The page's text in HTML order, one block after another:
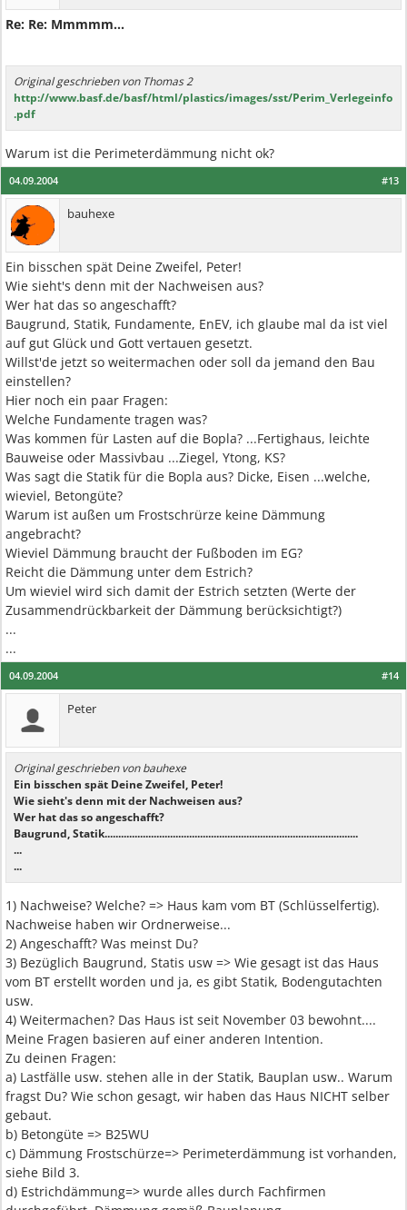
Re: Re: Mmmmm...
Original geschrieben von Thomas 2
http://www.basf.de/basf/html/plastics/images/sst/Perim_Verlegeinfo
.pdf
Warum ist die Perimeterdämmung nicht ok?
#13
04.09.2004
bauhexe
Ein bisschen spät Deine Zweifel, Peter!
Wie sieht's denn mit der Nachweisen aus?
Wer hat das so angeschafft?
Baugrund, Statik, Fundamente, EnEV, ich glaube mal da ist viel
auf gut Glück und Gott vertauen gesetzt.
Willst'de jetzt so weitermachen oder soll da jemand den Bau
einstellen?
Hier noch ein paar Fragen:
Welche Fundamente tragen was?
Was kommen für Lasten auf die Bopla? ...Fertighaus, leichte
Bauweise oder Massivbau ...Ziegel, Ytong, KS?
Was sagt die Statik für die Bopla aus? Dicke, Eisen ...welche,
wieviel, Betongüte?
Warum ist außen um Frostschrürze keine Dämmung
angebracht?
Wieviel Dämmung braucht der Fußboden im EG?
Reicht die Dämmung unter dem Estrich?
Um wieviel wird sich damit der Estrich setzten (Werte der
Zusammendrückbarkeit der Dämmung berücksichtigt?)
...
...
#14
04.09.2004
Peter
Original geschrieben von bauhexe
Ein bisschen spät Deine Zweifel, Peter!
Wie sieht's denn mit der Nachweisen aus?
Wer hat das so angeschafft?
Baugrund, Statik.............................................................................................
...
...
1) Nachweise? Welche? => Haus kam vom BT (Schlüsselfertig).
Nachweise haben wir Ordnerweise...
2) Angeschafft? Was meinst Du?
3) Bezüglich Baugrund, Statis usw => Wie gesagt ist das Haus
vom BT erstellt worden und ja, es gibt Statik, Bodengutachten
usw.
4) Weitermachen? Das Haus ist seit November 03 bewohnt....
Meine Fragen basieren auf einer anderen Intention.
Zu deinen Fragen:
a) Lastfälle usw. stehen alle in der Statik, Bauplan usw.. Warum
fragst Du? Wie schon gesagt, wir haben das Haus NICHT selber
gebaut.
b) Betongüte => B25WU
c) Dämmung Frostschürze=> Perimeterdämmung ist vorhanden,
siehe Bild 3.
d) Estrichdämmung=> wurde alles durch Fachfirmen